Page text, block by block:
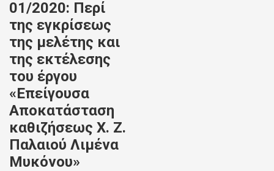
01/2020: Περί
της εγκρίσεως
της μελέτης και
της εκτέλεσης
του έργου
«Επείγουσα
Αποκατάσταση
καθιζήσεως Χ. Ζ.
Παλαιού Λιμένα
Μυκόνου»